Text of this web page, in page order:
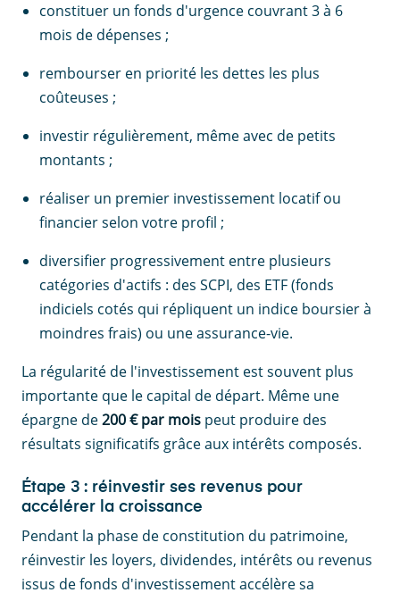
constituer un fonds d'urgence couvrant 3 à 6
mois de dépenses ;
rembourser en priorité les dettes les plus
coûteuses ;
investir régulièrement, même avec de petits
montants ;
réaliser un premier investissement locatif ou
financier selon votre profil ;
diversifier progressivement entre plusieurs
catégories d'actifs : des SCPI, des ETF (fonds
indiciels cotés qui répliquent un indice boursier à
moindres frais) ou une assurance-vie.
La régularité de l'investissement est souvent plus
importante que le capital de départ. Même une
épargne de200 € par mois peut produire des
résultats significatifs grâce aux intérêts composés.
Étape 3 : réinvestir ses revenus pour
accélérer la croissance
Pendant la phase de constitution du patrimoine,
réinvestir les loyers, dividendes, intérêts ou revenus
issus de fonds d'investissement accélère sa